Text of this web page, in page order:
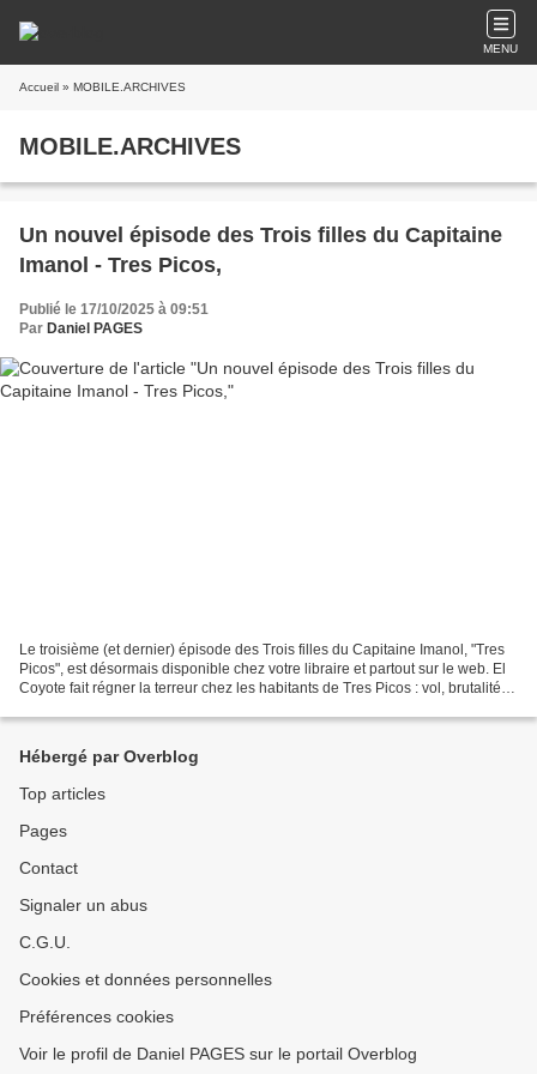
MENU
Accueil » MOBILE.ARCHIVES
MOBILE.ARCHIVES
Un nouvel épisode des Trois filles du Capitaine
Imanol - Tres Picos,
Publié le 17/10/2025 à 09:51
Par Daniel PAGES
Le troisième (et dernier) épisode des Trois filles du Capitaine Imanol, "Tres
Picos", est désormais disponible chez votre libraire et partout sur le web. El
Coyote fait régner la terreur chez les habitants de Tres Picos : vol, brutalité,
Hébergé par Overblog
Top articles
Pages
Contact
Signaler un abus
C.G.U.
Cookies et données personnelles
Préférences cookies
Voir le profil de Daniel PAGES sur le portail Overblog